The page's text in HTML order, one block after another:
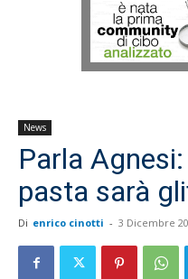
News
Parla
pasta sarà
Di enrico cinotti - 3 Dicembre